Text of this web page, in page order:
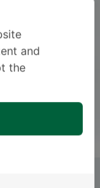
and
the